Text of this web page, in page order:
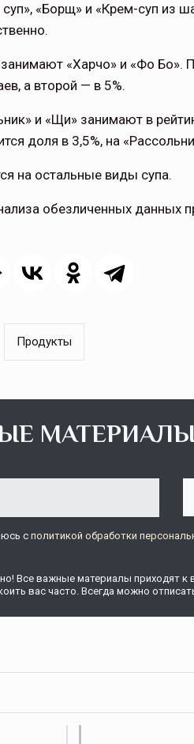
«Борщ» и «Крем-суп из
«Харчо» и «Фо Бо».
а второй — в 5%.
и «Щи» занимают в
доля в 3,5%, на
на остальные виды супа.
обезличенных данных
Продукты
c политикой обработки
Все важные материалы приходят к
вас часто. Всегда можно